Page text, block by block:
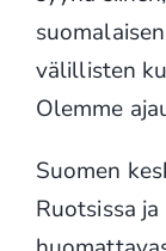
välillisten
Olemme
Suomen
Ruotsissa